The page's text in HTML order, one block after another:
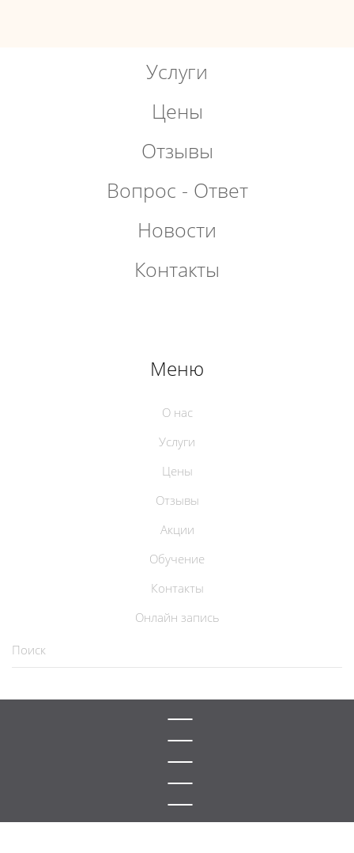
Услуги
Цены
Отзывы
Вопрос - Ответ
Новости
Контакты
Меню
О нас
Услуги
Цены
Отзывы
Акции
Обучение
Контакты
Онлайн запись